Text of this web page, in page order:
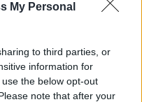
My Personal
to third parties, or
information for
the below opt-out
note that after your